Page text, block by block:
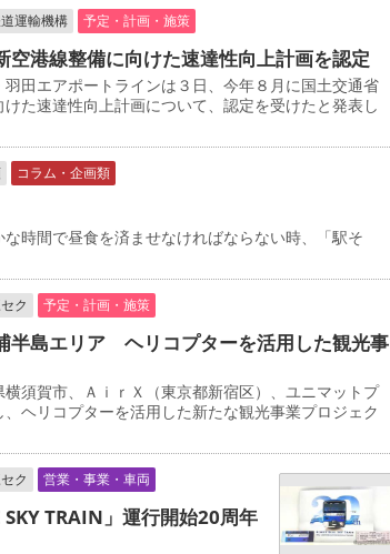
運輸機構 予定・計画・施策
港線整備に向けた速達性向上計画を認定
田エアポートラインは３日、今年８月に国土交通省
た速達性向上計画について、認定を受けたと発表し
コラム・企画類
時間で昼食を済ませなければならない時、「駅そ
ク 予定・計画・施策
島エリア ヘリコプターを活用した観光事
須賀市、ＡｉｒＸ（東京都新宿区）、ユニマットプ
ヘリコプターを活用した新たな観光事業プロジェク
ク 営業・事業・車両
TRAIN」運行開始20周年